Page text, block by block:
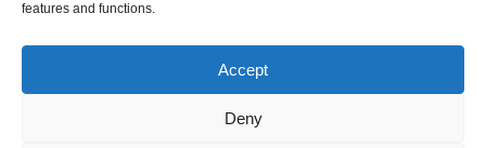
features and functions.
Accept
Deny
Portfolio
Contact